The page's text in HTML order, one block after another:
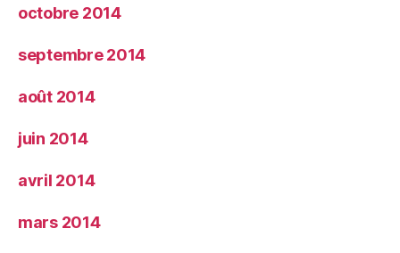
octobre 2014
septembre 2014
août 2014
juin 2014
avril 2014
mars 2014